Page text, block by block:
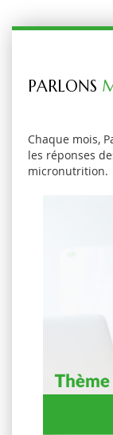
PARLONS
Chaque mois,
les réponses
micronutrition.